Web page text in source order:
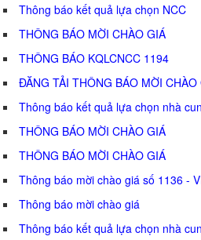
Thông báo kết quả lựa chọn NCC
THÔNG BÁO MỜI CHÀO GIÁ
THÔNG BÁO KQLCNCC 1194
ĐĂNG TẢI THÔNG BÁO MỜI CHÀO
Thông báo kết quả lựa chọn nhà
THÔNG BÁO MỜI CHÀO GIÁ
THÔNG BÁO MỜI CHÀO GIÁ
Thông báo mời chào giá số 1136 -
Thông báo mời chào giá
Thông báo kết quả lựa chọn nhà